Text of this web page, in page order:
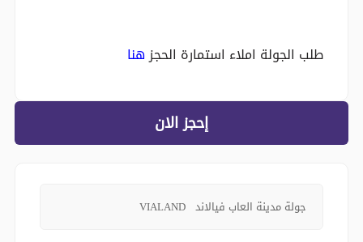
طلب الجولة املاء استمارة الحجزهنا
إحجز الان